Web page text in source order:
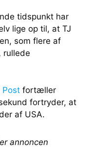
tidspunkt har
lige op til, at TJ
som flere af
rullede
Post fortæller
fortryder, at
af USA.
annoncen